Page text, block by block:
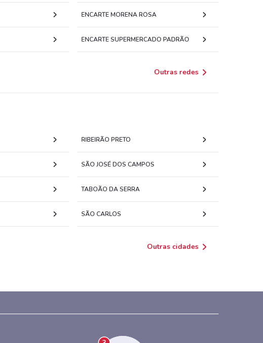
ENCARTE MORENA ROSA
ENCARTE SUPERMERCADO PADRÃO
Outras redes
RIBEIRÃO PRETO
SÃO JOSÉ DOS CAMPOS
TABOÃO DA SERRA
SÃO CARLOS
Outras cidades